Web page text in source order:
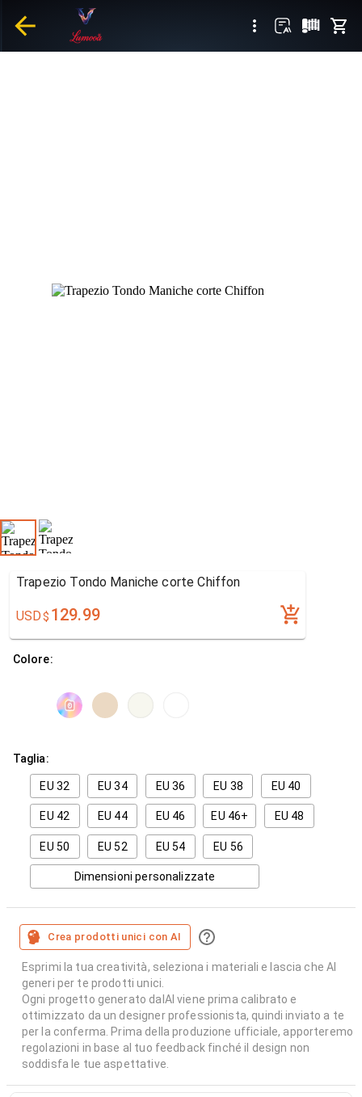
Trapezio Tondo Maniche corte Chiffon
USD$ 129.99
Colore:
Taglia:
EU 32 EU 34 EU 36 EU 38 EU 40
EU 42 EU 44 EU 46 EU 46+ EU 48
EU 50 EU 52 EU 54 EU 56
Dimensioni personalizzate
Crea prodotti unici con AI
Esprimi la tua creatività, seleziona i materiali e lascia che AI
generi per te prodotti unici.
Ogni progetto generato dalAI viene prima calibrato e
ottimizzato da un designer professionista, quindi inviato a te
per la conferma. Prima della produzione ufficiale, apporteremo
regolazioni in base al tuo feedback finché il design non
soddisfa le tue aspettative.